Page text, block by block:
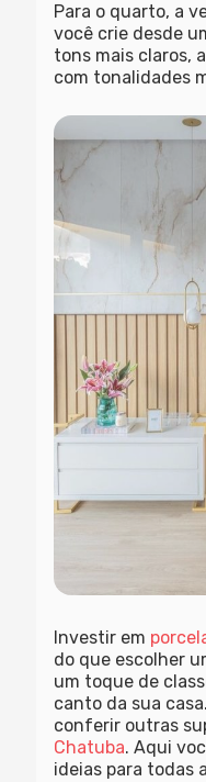
Para o quarto, a
você crie desde
tons mais claros,
com tonalidades
Investir em
do que escolher
um toque de
canto da sua
conferir outras
Chatuba. Aqui
ideias para todas